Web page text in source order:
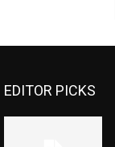
EDITOR PICKS